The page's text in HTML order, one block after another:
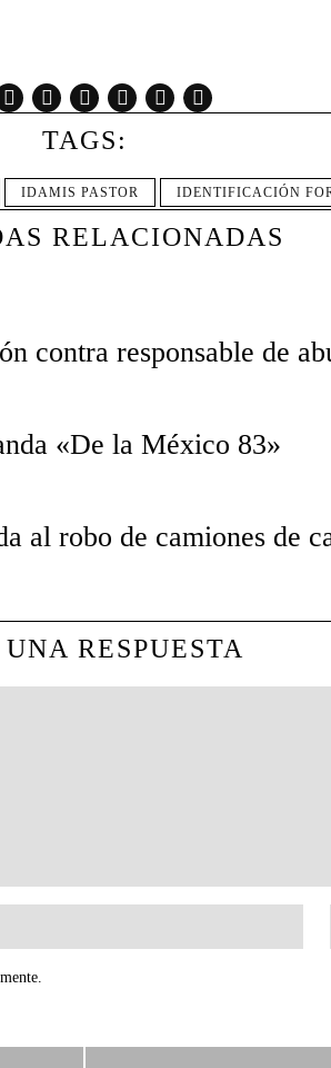
TAGS:
IDAMIS PASTOR IDENTIFICACIÓN
RELACIONADAS
contra responsable de
«De la México 83»
al robo de camiones de
RESPUESTA